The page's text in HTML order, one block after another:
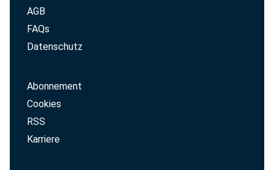
AGB
FAQs
Datenschutz
Abonnement
Cookies
RSS
Karriere